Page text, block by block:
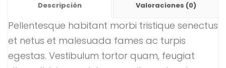
Descripción Valoraciones (0)
Pellentesque habitant morbi tristique senectus
et netus et malesuada fames ac turpis
egestas. Vestibulum tortor quam, feugiat